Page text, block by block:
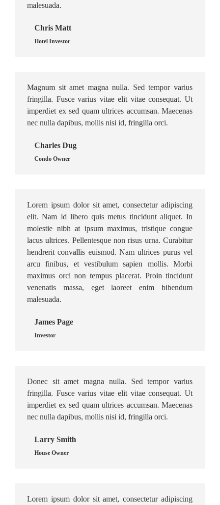
malesuada.
Chris Matt
Hotel Investor
Magnum sit amet magna nulla. Sed tempor varius
fringilla. Fusce varius vitae elit vitae consequat. Ut
imperdiet ex sed quam ultrices accumsan. Maecenas
nec nulla dapibus, mollis nisi id, fringilla orci.
Charles Dug
Condo Owner
Lorem ipsum dolor sit amet, consectetur adipiscing
elit. Nam id libero quis metus tincidunt aliquet. In
molestie nibh at ipsum maximus, tristique congue
lacus ultrices. Pellentesque non risus urna. Curabitur
hendrerit convallis euismod. Nam ultrices purus vel
arcu finibus, et vestibulum sapien mollis. Morbi
maximus orci non tempus placerat. Proin tincidunt
venenatis massa, eget laoreet enim bibendum
malesuada.
James Page
Investor
Donec sit amet magna nulla. Sed tempor varius
fringilla. Fusce varius vitae elit vitae consequat. Ut
imperdiet ex sed quam ultrices accumsan. Maecenas
nec nulla dapibus, mollis nisi id, fringilla orci.
Larry Smith
House Owner
Lorem ipsum dolor sit amet, consectetur adipiscing